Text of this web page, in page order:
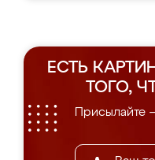
ЕСТЬ
ТОГО,
Присылайте